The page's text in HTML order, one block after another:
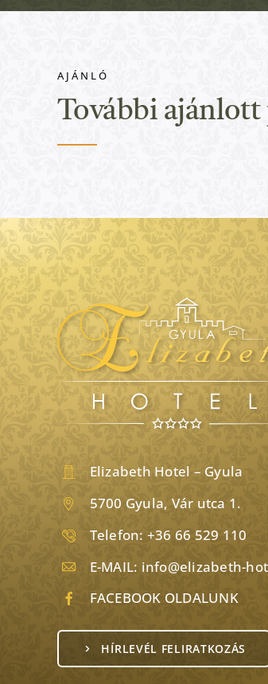
AJÁNLÓ
További
Elizabeth Hotel – Gyula
5700 Gyula, Vár utca 1.
Telefon: +36 66 529 110
E-MAIL: info@elizabeth-
FACEBOOK OLDALUNK
HÍRLEVÉL FELIRATKOZÁS